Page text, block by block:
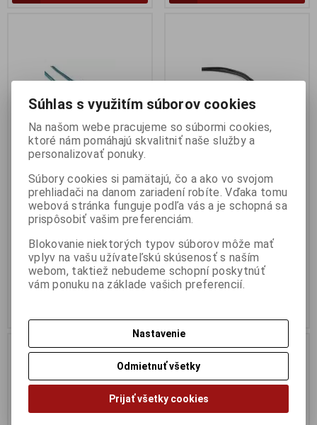
220V/230V
Katalógové číslo:Ps707
08592220001490
Part No.:2091901031
Kábel sieťový 220V/230V, 1,8m
pre notebook NTB, 2pin,
1,85 €
1,50 € (Cena bez DPH)
220V/230V
Katalógové číslo:Ps708
EAN:
8592220001506
Part No.:
Napájací kábel 3 piny 220V 1,8m
pre adaptér
2,71 €
2,20 € (Cena bez DPH)
Náš TIP
Súhlas s využitím súborov cookies
Na našom webe pracujeme so súbormi cookies,
ktoré nám pomáhajú skvalitniť naše služby a
personalizovať ponuky.
Súbory cookies si pamätajú, čo a ako vo svojom
prehliadači na danom zariadení robíte. Vďaka tomu
webová stránka funguje podľa vás a je schopná sa
prispôsobiť vašim preferenciám.
Blokovanie niektorých typov súborov môže mať
vplyv na vašu užívateľskú skúsenosť s naším
webom, taktiež nebudeme schopní poskytnúť
vám ponuku na základe vašich preferencií.
Nastavenie
Odmietnuť všetky
Prijať všetky cookies